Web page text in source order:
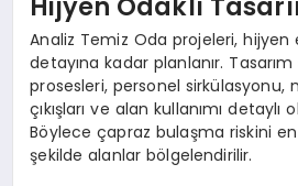
Analiz Temiz Oda projeleri, hijyen
detayına kadar planlanır.
prosesleri, personel sirkülasyonu,
çıkışları ve alan kullanımı detaylı
Böylece çapraz bulaşma riskini
şekilde alanlar bölgelendirilir.